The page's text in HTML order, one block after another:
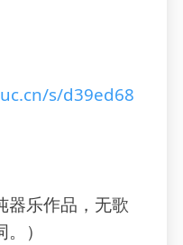
s/d39ed68
器乐作品，无歌
。）